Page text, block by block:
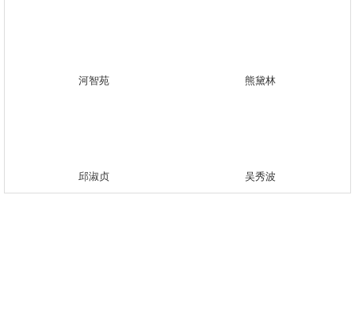
河智苑 熊黛林
邱淑贞 吴秀波